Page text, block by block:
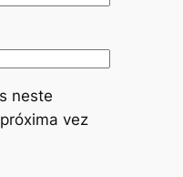
neste
vez